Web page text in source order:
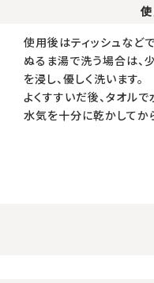
使用後はティッシュなど
ぬるま湯で洗う場合は、
を浸し、優しく洗います。
よくすすいだ後、タオルで
水気を十分に乾かしてか